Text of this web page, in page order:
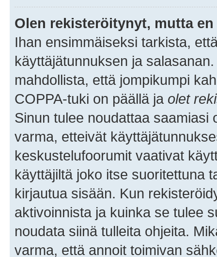
Olen rekisteröitynyt, mutta
Ihan ensimmäiseksi tarkista,
käyttäjätunnuksen ja
mahdollista, että jompikumpi
COPPA-tuki on päällä ja olet
Sinun tulee noudattaa saamiasi
varma, etteivät
keskustelufoorumit vaativat
käyttäjiltä joko itse suoritettuna
kirjautua sisään. Kun
aktivoinnista ja kuinka se tulee
noudata siinä tulleita ohjeita.
varma, että annoit toimivan